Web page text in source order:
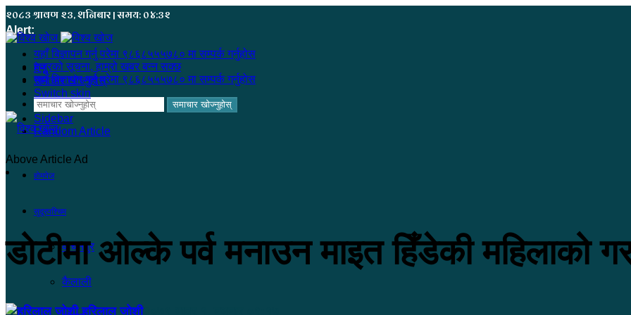
२०८३ श्रावण २३, शनिबार | समय: ०४:३२
Alert:
यहाँ बिज्ञापन गर्नु परेमा ९८६८५५५७८० मा सम्पर्क गर्नुहोस
हजुरको सूचना, हाम्रो खबर बन्न सक्छ
यहाँ बिज्ञापन गर्नु परेमा ९८६८५५५७८० मा सम्पर्क गर्नुहोस
समाचार खोज्नुहोस्
Sidebar
Random Article
मेनू
समाचार खोज्नुहोस्
Switch skin
होमपेज
सुदूरपश्चिम
कंचनपुर
कैलाली
Above Article Ad
डोटीमा ओल्के पर्व मनाउन माइत हिँडेकी महिलाको
हरिलाल जोशी२०७९ भाद्र १, बुधबार ०९:१७